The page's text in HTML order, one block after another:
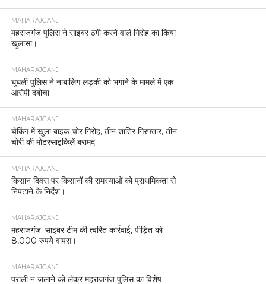
MAHARAJGANJ
महराजगंज पुलिस ने साइबर ठगी करने वाले गिरोह का किया
खुलासा।
MAHARAJGANJ
घुघली पुलिस ने नाबालिग लड़की को भगाने के मामले में एक
आरोपी दबोचा
MAHARAJGANJ
चेकिंग में खुला बाइक चोर गिरोह, तीन शातिर गिरफ्तार, तीन
चोरी की मोटरसाइकिलें बरामद
MAHARAJGANJ
किसान दिवस पर किसानों की समस्याओं को प्राथमिकता से
निपटाने के निर्देश।
MAHARAJGANJ
महराजगंज: साइबर टीम की त्वरित कार्रवाई, पीड़ित को
8,000 रुपये वापस।
MAHARAJGANJ
पराली न जलाने को लेकर महराजगंज पुलिस का विशेष